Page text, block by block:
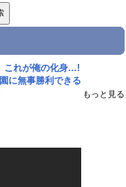
これが俺の化身…!
に無事勝利できる
もっと見る